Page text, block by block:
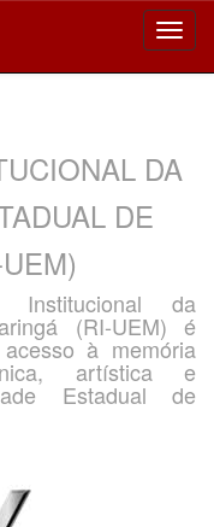
DA
DE
da
(RI-UEM) é
à memória
artística e
Estadual de